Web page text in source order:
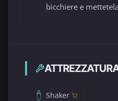
bicchiere e
Shaker